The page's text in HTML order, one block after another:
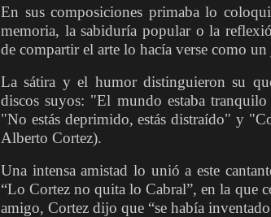
En sus composiciones primaba lo
memoria, la sabiduría popular o la
de compartir el arte lo hacía verse como
La sátira y el humor distinguieron su
discos suyos: "El mundo estaba
"No estás deprimido, estás distraído" y
Alberto Cortez).
Una intensa amistad lo unió a este
“Lo Cortez no quita lo Cabral”, en la que
amigo, Cortez dijo que “se había